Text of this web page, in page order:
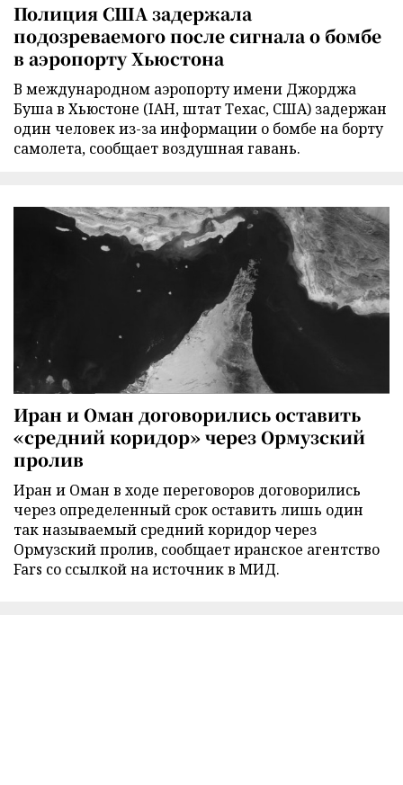
Полиция США задержала
подозреваемого после сигнала о бомбе
в аэропорту Хьюстона
В международном аэропорту имени Джорджа
Буша в Хьюстоне (IAH, штат Техас, США) задержан
один человек из-за информации о бомбе на борту
самолета, сообщает воздушная гавань.
Иран и Оман договорились оставить
«средний коридор» через Ормузский
пролив
Иран и Оман в ходе переговоров договорились
через определенный срок оставить лишь один
так называемый средний коридор через
Ормузский пролив, сообщает иранское агентство
Fars со ссылкой на источник в МИД.